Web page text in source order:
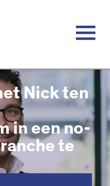
Nick ten
in een no-
te